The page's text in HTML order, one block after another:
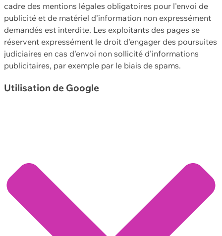
cadre des mentions légales obligatoires pour l'envoi de
publicité et de matériel d'information non expressément
demandés est interdite. Les exploitants des pages se
réservent expressément le droit d'engager des poursuites
judiciaires en cas d'envoi non sollicité d'informations
publicitaires, par exemple par le biais de spams.
Utilisation de Google